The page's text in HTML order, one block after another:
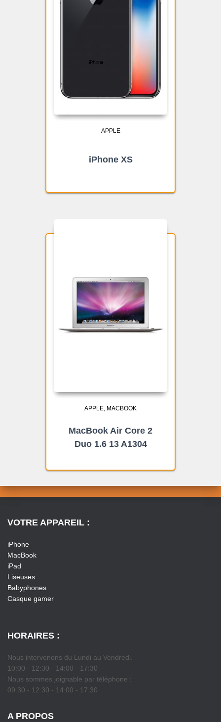
APPLE
iPhone XS
APPLE MACBOOK
MacBook Air Core 2
Duo 1.6 13 A1304
VOTRE APPAREIL :
iPhone
MacBook
iPad
Liseuses
Babyphones
Casque gamer
HORAIRES :
Nous intervenons du Lundi au Vendredi.
10:00 - 12:30 - 14:00 - 17:30
Nous sommes joignable par téléphone :
09:30 - 12:30 - 14:00 - 17:30
A PROPOS